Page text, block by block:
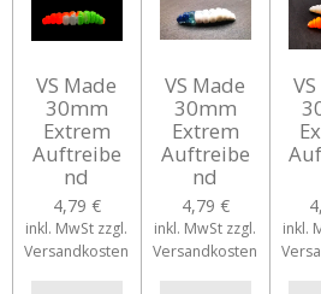
VS Made
30mm
Extrem
Auftreibe
nd
4,79 €
inkl. MwSt zzgl.
Versandkosten
VS Made
30mm
Extrem
Auftreibe
nd
4,79 €
inkl. MwSt zzgl.
Versandkosten
inkl.